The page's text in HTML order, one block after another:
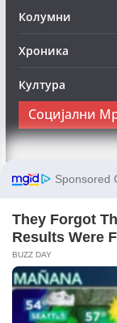
Колумни
Хроника
Култура
Социјални
Следете нè на